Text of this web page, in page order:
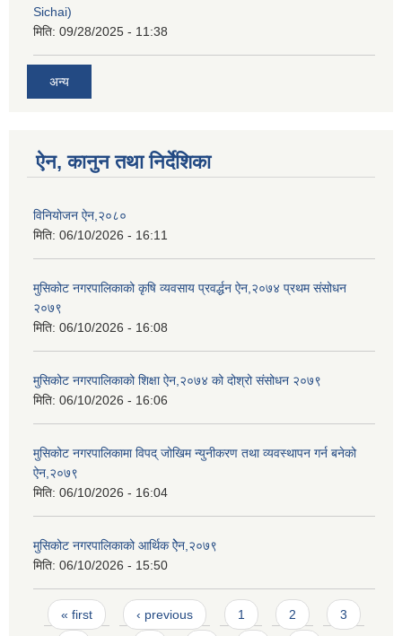
Sichai)
मिति: 09/28/2025 - 11:38
अन्य
ऐन, कानुन तथा निर्देशिका
विनियोजन ऐन,२०८०
मिति: 06/10/2026 - 16:11
मुसिकोट नगरपालिकाको कृषि व्यवसाय प्रवर्द्धन ऐन,२०७४ प्रथम संसोधन
२०७९
मिति: 06/10/2026 - 16:08
मुसिकोट नगरपालिकाको शिक्षा ऐन,२०७४ को दोश्रो संसोधन २०७९
मिति: 06/10/2026 - 16:06
मुसिकोट नगरपालिकामा विपद् जोखिम न्युनीकरण तथा व्यवस्थापन गर्न बनेको
ऐन,२०७९
मिति: 06/10/2026 - 16:04
मुसिकोट नगरपालिकाको आर्थिक ऐेन,२०७९
मिति: 06/10/2026 - 15:50
Pages
« first ‹ previous 1 2 3